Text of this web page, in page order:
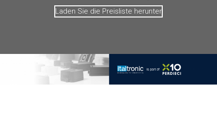
Laden Sie die Preisliste herunter